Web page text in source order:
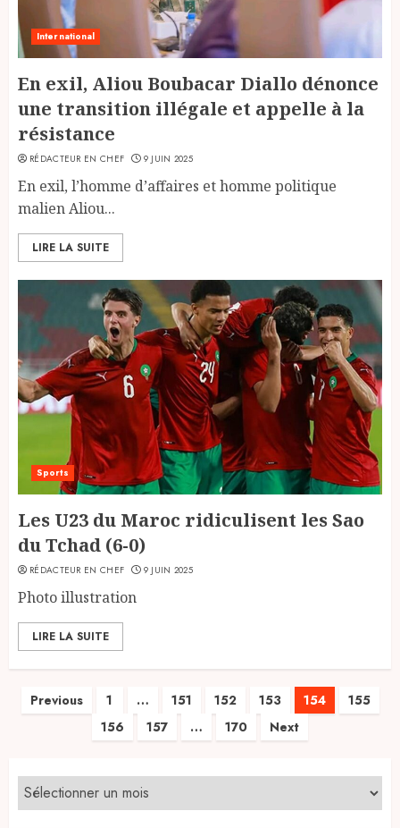
International
En exil, Aliou Boubacar Diallo dénonce
une transition illégale et appelle à la
résistance
RÉDACTEUR EN CHEF 9 JUIN 2025
En exil, l’homme d’affaires et homme politique
malien Aliou...
LIRE LA SUITE
Sports
Les U23 du Maroc ridiculisent les Sao
du Tchad (6-0)
RÉDACTEUR EN CHEF 9 JUIN 2025
Photo illustration
LIRE LA SUITE
Pagination
publications
Previous 1 … 151 152 153 154
155
156
157 … 170 Next